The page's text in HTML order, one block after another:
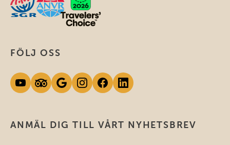
ANMÄL DIG TILL VÅRT NYHETSBREV
FÖLJ OSS